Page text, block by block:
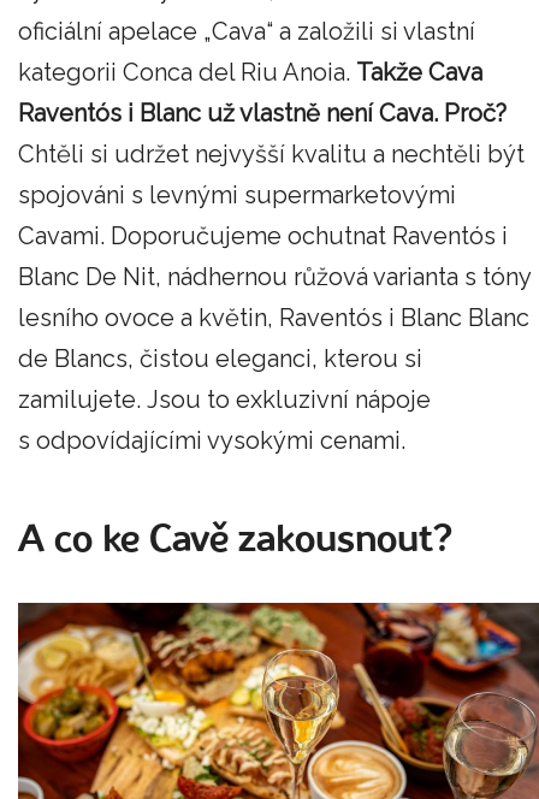
oficiální apelace „Cava“ a založili si vlastní
kategorii Conca del Riu Anoia. Takže Cava
Raventós i Blanc už vlastně není Cava. Proč?
Chtěli si udržet nejvyšší kvalitu a nechtěli být
spojováni s levnými supermarketovými
Cavami. Doporučujeme ochutnat Raventós i
Blanc De Nit, nádhernou růžová varianta s tóny
lesního ovoce a květin, Raventós i Blanc Blanc
de Blancs, čistou eleganci, kterou si
zamilujete. Jsou to exkluzivní nápoje
s odpovídajícími vysokými cenami.
A co ke Cavě zakousnout?